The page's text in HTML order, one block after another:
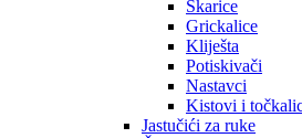
Škarice
Grickalice
Kliješta
Potiskivači
Nastavci
Kistovi i
Jastučići za ruke